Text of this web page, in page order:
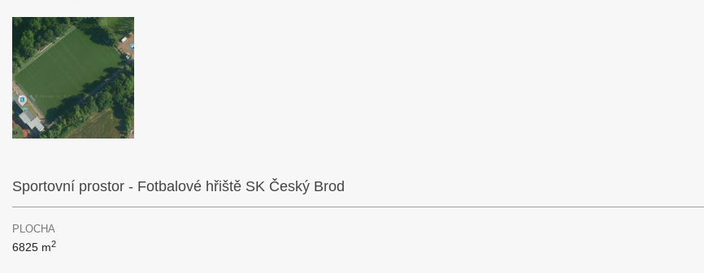
Sportovní prostor - Fotbalové hřiště SK Český Brod
PLOCHA
6825 m2